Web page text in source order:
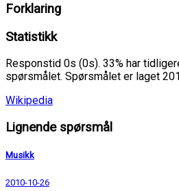
Forklaring
Statistikk
Responstid 0s (0s). 33% har
spørsmålet. Spørsmålet er laget
Wikipedia
Lignende spørsmål
Musikk
2010-10-26